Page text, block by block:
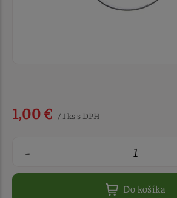
1,00 € / 1 ks s DPH
-
Do košíka